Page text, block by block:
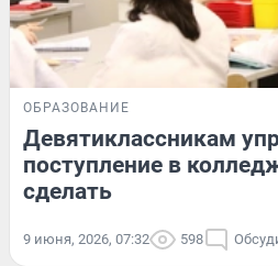
ОБРАЗОВАНИЕ
Девятиклассникам
поступление в
сделать
9 июня, 2026, 07:32 598